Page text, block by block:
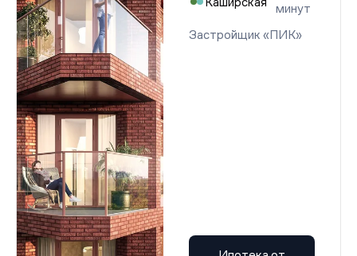
минут
Застройщик «ПИК»